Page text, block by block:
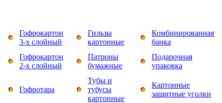
Гофрокартон
3-х слойный
Гильзы
картонные
Комбинированная
банка
Гофрокартон
2-х слойный
Патроны
бумажные
Подарочная
упаковка
Гофротара
Тубы и
тубусы
картонные
Картонные
защитные уголки